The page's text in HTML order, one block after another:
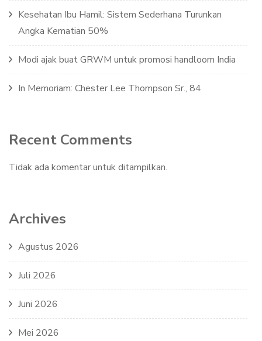
Kesehatan Ibu Hamil: Sistem Sederhana Turunkan
Angka Kematian 50%
Modi ajak buat GRWM untuk promosi handloom India
In Memoriam: Chester Lee Thompson Sr., 84
Recent Comments
Tidak ada komentar untuk ditampilkan.
Archives
Agustus 2026
Juli 2026
Juni 2026
Mei 2026